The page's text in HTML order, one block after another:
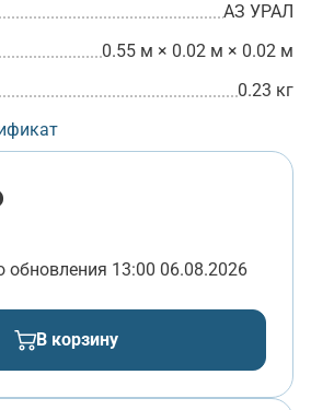
АЗ УРАЛ
0.55 м × 0.02 м × 0.02 м
0.23 кг
обновления 13:00 06.08.2026
В корзину